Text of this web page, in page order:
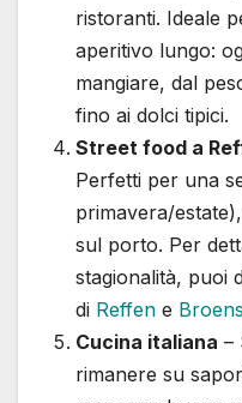
ristoranti. Ideale
aperitivo lungo:
mangiare, dal
fino ai dolci tipici.
Street food a
Perfetti per una
primavera/
sul porto. Per
stagionalità, puoi
di Reffen e
Cucina italiana –
rimanere su